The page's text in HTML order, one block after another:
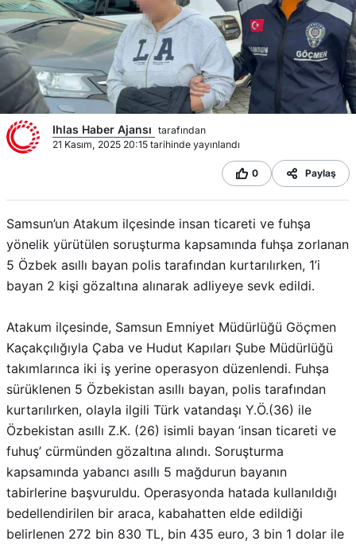
Ihlas Haber Ajansı tarafından
21 Kasım, 2025 20:15 tarihinde yayınlandı
0 Paylaş
Samsun’un Atakum ilçesinde insan ticareti ve fuhşa
yönelik yürütülen soruşturma kapsamında fuhşa zorlanan
5 Özbek asıllı bayan polis tarafından kurtarılırken, 1’i
bayan 2 kişi gözaltına alınarak adliyeye sevk edildi.
Atakum ilçesinde, Samsun Emniyet Müdürlüğü Göçmen
Kaçakçılığıyla Çaba ve Hudut Kapıları Şube Müdürlüğü
takımlarınca iki iş yerine operasyon düzenlendi. Fuhşa
sürüklenen 5 Özbekistan asıllı bayan, polis tarafından
kurtarılırken, olayla ilgili Türk vatandaşı Y.Ö.(36) ile
Özbekistan asıllı Z.K. (26) isimli bayan ’insan ticareti ve
fuhuş’ cürmünden gözaltına alındı. Soruşturma
kapsamında yabancı asıllı 5 mağdurun bayanın
tabirlerine başvuruldu. Operasyonda hatada kullanıldığı
bedellendirilen bir araca, kabahatten elde edildiği
belirlenen 272 bin 830 TL, bin 435 euro, 3 bin 1 dolar ile